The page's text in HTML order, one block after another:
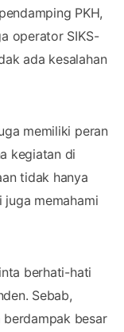
PKH,
operator SIKS-
ada kesalahan
memiliki peran
kegiatan di
tidak hanya
memahami
berhati-hati
Sebab,
berdampak besar